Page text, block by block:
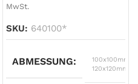
MwSt.
SKU: 640100*
ABMESSUNG 100x100mm
120x120mm